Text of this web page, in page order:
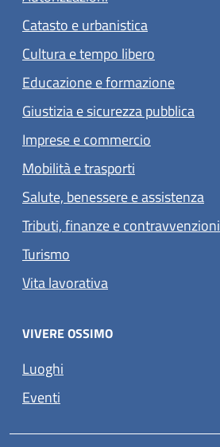
Catasto e urbanistica
Cultura e tempo libero
Educazione e formazione
Giustizia e sicurezza pubblica
Imprese e commercio
Mobilità e trasporti
Salute, benessere e assistenza
Tributi, finanze e contravvenzioni
Turismo
Vita lavorativa
VIVERE OSSIMO
Luoghi
Eventi